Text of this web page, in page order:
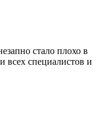
стало плохо в
всех специалистов и